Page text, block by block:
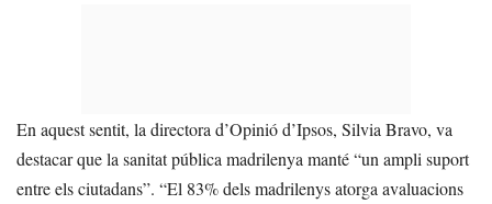
En aquest sentit, la directora d’Opinió d’Ipsos, Silvia Bravo, va
destacar que la sanitat pública madrilenya manté “un ampli suport
entre els ciutadans”. “El 83% dels madrilenys atorga avaluacions